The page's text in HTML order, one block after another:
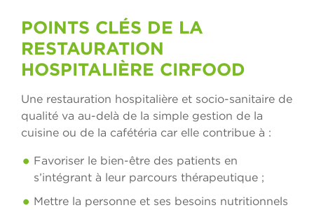
POINTS CLÉS DE LA
RESTAURATION
HOSPITALIÈRE CIRFOOD
Une restauration hospitalière et socio-sanitaire de
qualité va au-delà de la simple gestion de la
cuisine ou de la cafétéria car elle contribue à :
Favoriser le bien-être des patients en
s’intégrant à leur parcours thérapeutique ;
Mettre la personne et ses besoins nutritionnels